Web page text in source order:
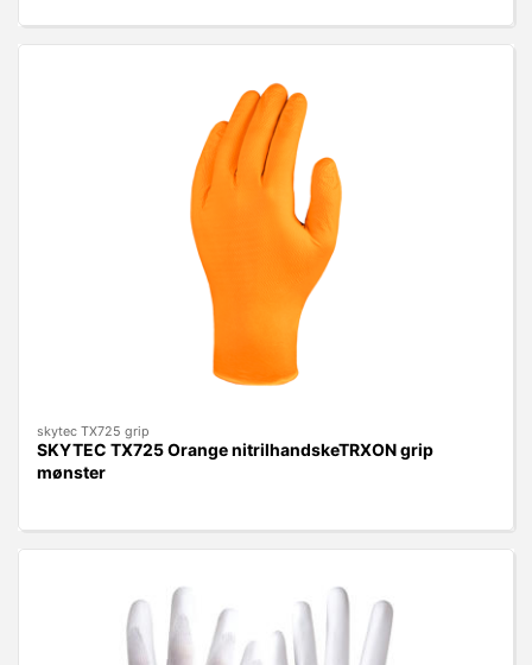
skytec TX725 grip
SKYTEC TX725 Orange nitrilhandskeTRXON grip
mønster